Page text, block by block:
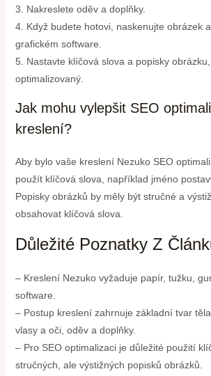
3. Nakreslete oděv a doplňky.
4. Když budete hotovi, naskenujte obrázek
grafickém software.
5. Nastavte klíčová slova a popisky
optimalizovaný.
Jak mohu vylepšit SEO
kreslení?
Aby bylo vaše kreslení Nezuko SEO
použít klíčová slova, například jméno
Popisky obrázků by měly být stručné a
obsahovat klíčová slova.
Důležité Poznatky Z
– Kreslení Nezuko vyžaduje papír, tužku,
software.
– Postup kreslení zahrnuje základní tvar
vlasy a oči, oděv a doplňky.
– Pro SEO optimalizaci je důležité použití
stručných, ale výstižných popisků obrázků.